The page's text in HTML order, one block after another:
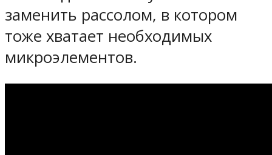
заменить рассолом, в котором
тоже хватает необходимых
микроэлементов.